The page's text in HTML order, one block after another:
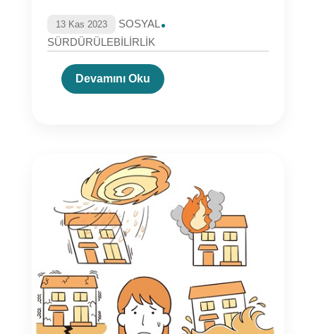
13 Kas 2023
SOSYAL
SÜRDÜRÜLEBİLİRLİK
Devamını Oku